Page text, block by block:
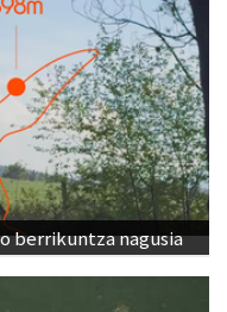
berrikuntza nagusia